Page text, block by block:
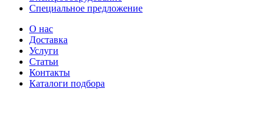
Специальное предложение
О нас
Доставка
Услуги
Статьи
Контакты
Каталоги подбора